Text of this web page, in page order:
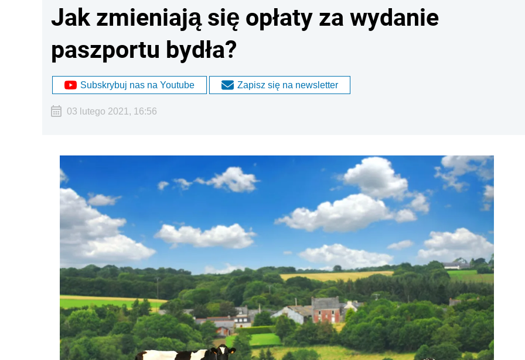
Jak zmieniają się opłaty za wydanie
paszportu bydła?
Subskrybuj nas na Youtube Zapisz się na newsletter
03 lutego 2021, 16:56